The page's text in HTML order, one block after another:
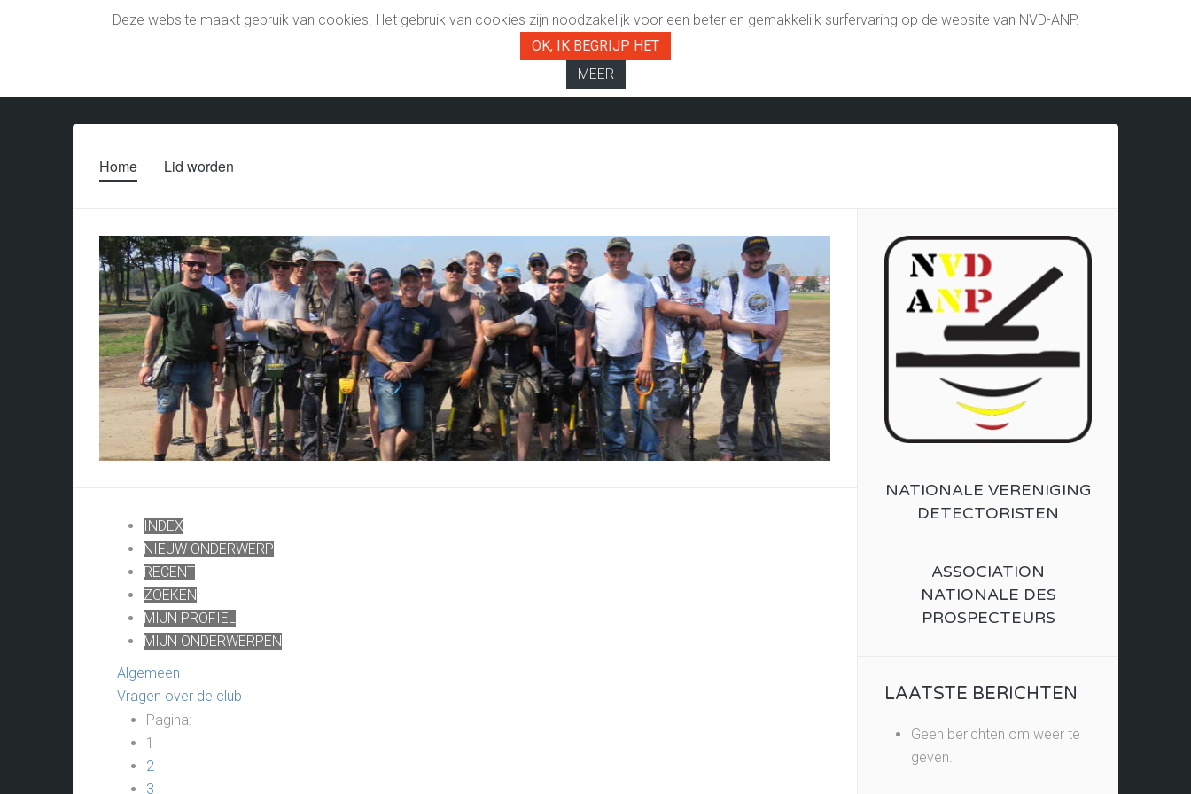
Deze website maakt gebruik van cookies. Het gebruik van cookies zijn noodzakelijk voor een beter en gemakkelijk surfervaring op de website van NVD-ANP.
OK, IK BEGRIJP HET
MEER
Home Lid worden
INDEX
NIEUW ONDERWERP
RECENT
ZOEKEN
MIJN PROFIEL
MIJN ONDERWERPEN
Algemeen
Vragen over de club
Pagina:
1
2
3
NATIONALE VERENIGING
DETECTORISTEN
ASSOCIATION
NATIONALE DES
PROSPECTEURS
LAATSTE BERICHTEN
Geen berichten om weer te
geven.